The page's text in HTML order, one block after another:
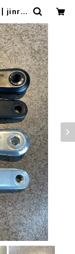
| jinrik